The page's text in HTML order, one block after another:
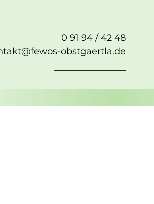
0 91 94 / 42 48
obstgaertla.de
Aufenthalt